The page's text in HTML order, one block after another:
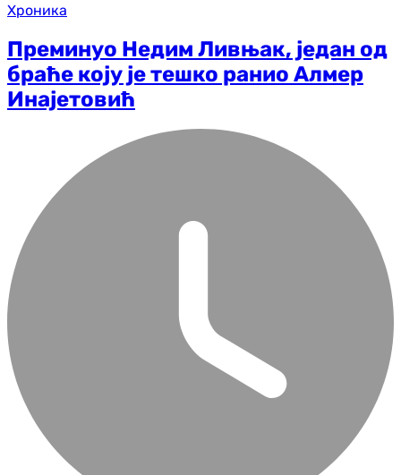
Хроника
Преминуо Недим Ливњак, један од
браће коју је тешко ранио Алмер
Инајетовић